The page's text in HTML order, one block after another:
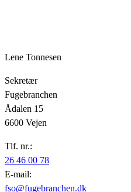
Lene Tonnesen
Sekretær
Fugebranchen
Ådalen 15
6600 Vejen
Tlf. nr.:
26 46 00 78
E-mail:
fso@fugebranchen.dk